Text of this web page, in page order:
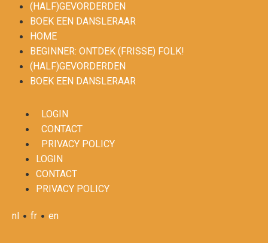
(HALF)GEVORDERDEN
BOEK EEN DANSLERAAR
HOME
BEGINNER: ONTDEK (FRISSE) FOLK!
(HALF)GEVORDERDEN
BOEK EEN DANSLERAAR
LOGIN
CONTACT
PRIVACY POLICY
LOGIN
CONTACT
PRIVACY POLICY
nl • fr • en